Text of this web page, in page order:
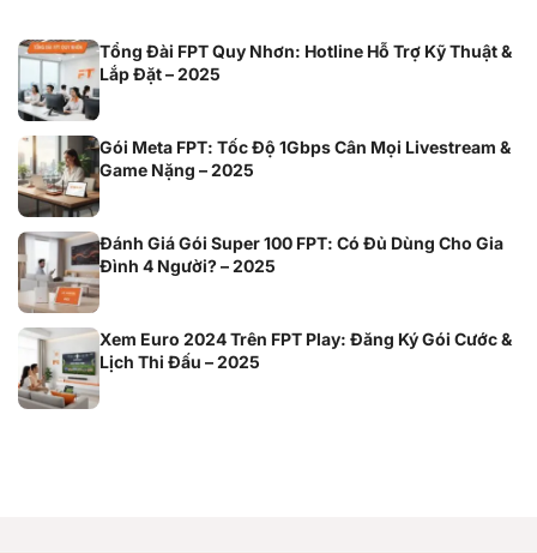
Tổng Đài FPT Quy Nhơn: Hotline Hỗ Trợ Kỹ Thuật &
Lắp Đặt – 2025
Gói Meta FPT: Tốc Độ 1Gbps Cân Mọi Livestream &
Game Nặng – 2025
Đánh Giá Gói Super 100 FPT: Có Đủ Dùng Cho Gia
Đình 4 Người? – 2025
Xem Euro 2024 Trên FPT Play: Đăng Ký Gói Cước &
Lịch Thi Đấu – 2025